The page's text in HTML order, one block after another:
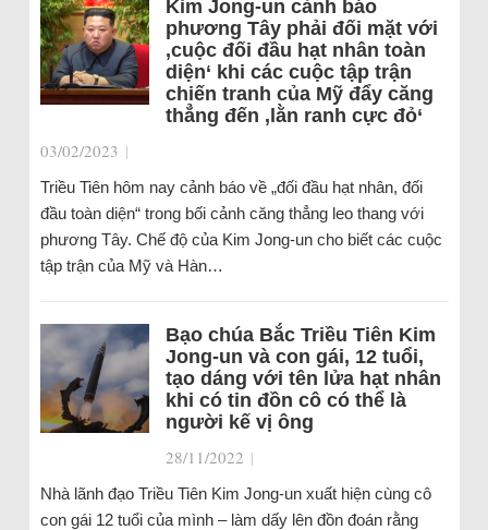
Kim Jong-un cảnh báo
phương Tây phải đối mặt với
‚cuộc đối đầu hạt nhân toàn
diện‘ khi các cuộc tập trận
chiến tranh của Mỹ đẩy căng
thẳng đến ‚lằn ranh cực đỏ‘
03/02/2023 |
Triều Tiên hôm nay cảnh báo về „đối đầu hạt nhân, đối
đầu toàn diện“ trong bối cảnh căng thẳng leo thang với
phương Tây. Chế độ của Kim Jong-un cho biết các cuộc
tập trận của Mỹ và Hàn…
Bạo chúa Bắc Triều Tiên Kim
Jong-un và con gái, 12 tuổi,
tạo dáng với tên lửa hạt nhân
khi có tin đồn cô có thể là
người kế vị ông
28/11/2022 |
Nhà lãnh đạo Triều Tiên Kim Jong-un xuất hiện cùng cô
con gái 12 tuổi của mình – làm dấy lên đồn đoán rằng